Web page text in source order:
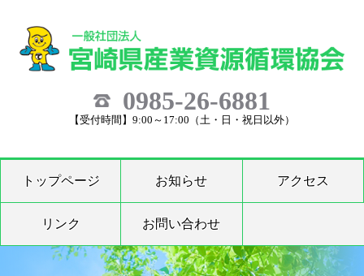
0985-26-6881
【受付時間】9:00～17:00（土・日・祝日以外）
トップページ お知らせ アクセス
リンク お問い合わせ